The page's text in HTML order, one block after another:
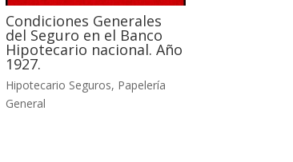
Condiciones Generales
del Seguro en el Banco
Hipotecario nacional. Año
1927.
Hipotecario Seguros, Papelería
General